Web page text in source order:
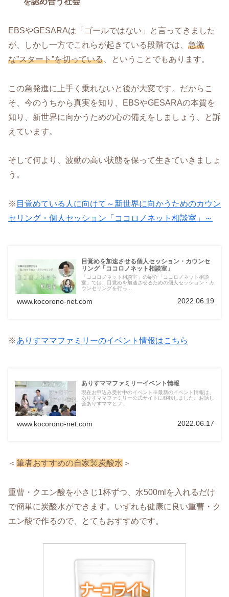
EBSやGESARAは「ゴールではない」と言ってきました
が、しかし一方でこれらが起きている段階では、 急激
な”スタート”を切っている 、ということでもあります。
この急発進に上手く乗れないと後が大変です。だからこ
そ、今のうちから真実を知り、EBSやGESARAの本質を
知り、新世界に向かうための心の備えをしましょう、と訴
えています。
そして何より、波動の高い状態を保って生きていきましょ
う。
※ 目覚めている人に向けて～新世界に向かうためのカウン
セリング・個人セッション「ココロノネット相談室」～
目覚めを加速させる個人セッション・カウンセ
リング「ココロノネット相談室」
「ココロノネット相談室」の紹介「ココロノネット相談
室」では、目覚めを加速させるための個人セッション・カ
ウンセリングを行っ...
www.kocorono-net.com 2022.06.19
※ありすママファミリーのイベント情報はこちら
ありすママファミリーイベント情報
現在お申込み受付中のイベント※最新のイベント情報は、
ありすママファミリー公式サイトに移転しました。お話し
会ありすママとフ...
www.kocorono-net.com 2022.06.17
＜ 筆者おすすめの自家製炭酸水 ＞
重曹・クエン酸を小さじ1杯ずつ、水500mlを入れるだけ
で簡単に炭酸水ができます。いずれも健康に良い重曹・ク
エン酸で作るので、とてもおすすめです。